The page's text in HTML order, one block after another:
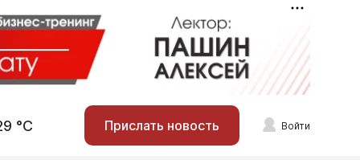
°С Прислать новость Войти